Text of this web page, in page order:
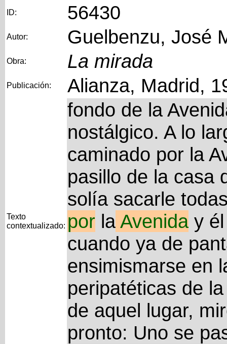
ID: 56430
Autor: Guelbenzu, José
Obra: La mirada
Publicación: Alianza, Madrid,
Texto
contextualizado:
fondo de la
nostálgico. A lo
caminado por la
pasillo de la casa
solía sacarle
por laAveniday él
cuando ya de
ensimismarse en
peripatéticas de
de aquel lugar,
pronto: Uno se